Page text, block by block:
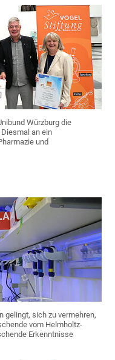
Würzburg die
an ein
und
gelingt, sich zu vermehren,
vom Helmholtz-
Erkenntnisse